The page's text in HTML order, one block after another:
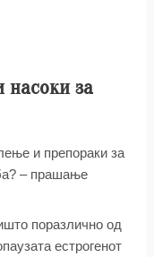
насоки за
и препораки за
– прашање
поразлично од
естрогенот